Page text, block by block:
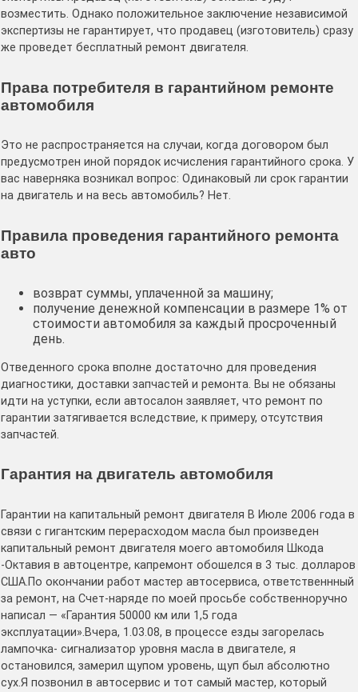
возместить. Однако положительное заключение независимой
экспертизы не гарантирует, что продавец (изготовитель) сразу
же проведет бесплатный ремонт двигателя.
Права потребителя в гарантийном ремонте
автомобиля
Это не распространяется на случаи, когда договором был
предусмотрен иной порядок исчисления гарантийного срока. У
вас наверняка возникал вопрос: Одинаковый ли срок гарантии
на двигатель и на весь автомобиль? Нет.
Правила проведения гарантийного ремонта
авто
возврат суммы, уплаченной за машину;
получение денежной компенсации в размере 1% от
стоимости автомобиля за каждый просроченный
день.
Отведенного срока вполне достаточно для проведения
диагностики, доставки запчастей и ремонта. Вы не обязаны
идти на уступки, если автосалон заявляет, что ремонт по
гарантии затягивается вследствие, к примеру, отсутствия
запчастей.
Гарантия на двигатель автомобиля
Гарантии на капитальный ремонт двигателя В Июле 2006 года в
связи с гигантским перерасходом масла был произведен
капитальный ремонт двигателя моего автомобиля Шкода
-Октавия в автоцентре, капремонт обошелся в 3 тыс. долларов
США.По окончании работ мастер автосервиса, ответственнный
за ремонт, на Счет-наряде по моей просьбе собственноручно
написал — «Гарантия 50000 км или 1,5 года
эксплуатации».Вчера, 1.03.08, в процессе езды загорелась
лампочка- сигнализатор уровня масла в двигателе, я
остановился, замерил щупом уровень, щуп был абсолютно
сух.Я позвонил в автосервис и тот самый мастер, который